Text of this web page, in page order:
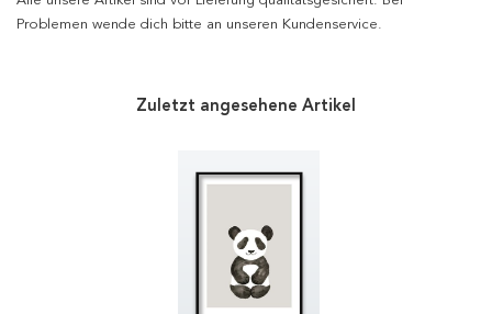
Problemen wende dich bitte an unseren Kundenservice.
Zuletzt angesehene Artikel